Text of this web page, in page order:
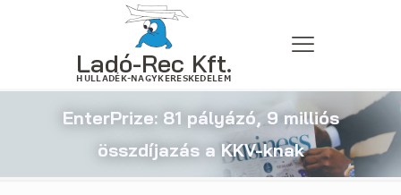
EnterPrize: 81 pályázó, 9 milliós
összdíjazás a KKV-knak